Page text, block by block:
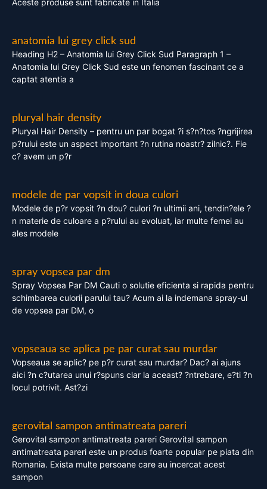
Aceste produse sunt fabricate in Italia
anatomia lui grey click sud
Heading H2 – Anatomia lui Grey Click Sud Paragraph 1 –
Anatomia lui Grey Click Sud este un fenomen fascinant ce a
captat atentia a
pluryal hair density
Pluryal Hair Density – pentru un par bogat ?i s?n?tos ?ngrijirea
p?rului este un aspect important ?n rutina noastr? zilnic?. Fie
c? avem un p?r
modele de par vopsit in doua culori
Modele de p?r vopsit ?n dou? culori ?n ultimii ani, tendin?ele ?
n materie de culoare a p?rului au evoluat, iar multe femei au
ales modele
spray vopsea par dm
Spray Vopsea Par DM Cauti o solutie eficienta si rapida pentru
schimbarea culorii parului tau? Acum ai la indemana spray-ul
de vopsea par DM, o
vopseaua se aplica pe par curat sau murdar
Vopseaua se aplic? pe p?r curat sau murdar? Dac? ai ajuns
aici ?n c?utarea unui r?spuns clar la aceast? ?ntrebare, e?ti ?n
locul potrivit. Ast?zi
gerovital sampon antimatreata pareri
Gerovital sampon antimatreata pareri Gerovital sampon
antimatreata pareri este un produs foarte popular pe piata din
Romania. Exista multe persoane care au incercat acest
sampon